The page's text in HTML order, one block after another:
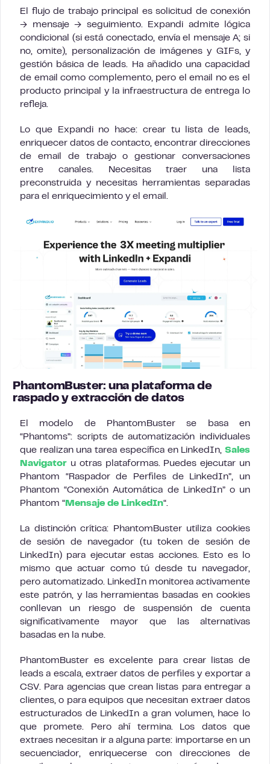
El flujo de trabajo principal es solicitud de conexión
→ mensaje → seguimiento. Expandi admite lógica
condicional (si está conectado, envía el mensaje A; si
no, omite), personalización de imágenes y GIFs, y
gestión básica de leads. Ha añadido una capacidad
de email como complemento, pero el email no es el
producto principal y la infraestructura de entrega lo
refleja.
Lo que Expandi no hace: crear tu lista de leads,
enriquecer datos de contacto, encontrar direcciones
de email de trabajo o gestionar conversaciones
entre canales. Necesitas traer una lista
preconstruida y necesitas herramientas separadas
para el enriquecimiento y el email.
PhantomBuster: una plataforma de
raspado y extracción de datos
El modelo de PhantomBuster se basa en
“Phantoms”: scripts de automatización individuales
que realizan una tarea específica en LinkedIn, Sales
Navigator u otras plataformas. Puedes ejecutar un
Phantom “Raspador de Perfiles de LinkedIn”, un
Phantom “Conexión Automática de LinkedIn” o un
Phantom “ Mensaje de LinkedIn“.
La distinción crítica: PhantomBuster utiliza cookies
de sesión de navegador (tu token de sesión de
LinkedIn) para ejecutar estas acciones. Esto es lo
mismo que actuar como tú desde tu navegador,
pero automatizado. LinkedIn monitorea activamente
este patrón, y las herramientas basadas en cookies
conllevan un riesgo de suspensión de cuenta
significativamente mayor que las alternativas
basadas en la nube.
PhantomBuster es excelente para crear listas de
leads a escala, extraer datos de perfiles y exportar a
CSV. Para agencias que crean listas para entregar a
clientes, o para equipos que necesitan extraer datos
estructurados de LinkedIn a gran volumen, hace lo
que promete. Pero ahí termina. Los datos que
extraes necesitan ir a alguna parte: importarse en un
secuenciador, enriquecerse con direcciones de